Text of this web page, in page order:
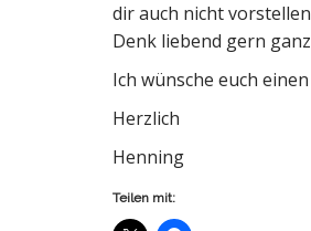
dir auch nicht
Denk liebend gern
Ich wünsche euch
Herzlich
Henning
Teilen mit: